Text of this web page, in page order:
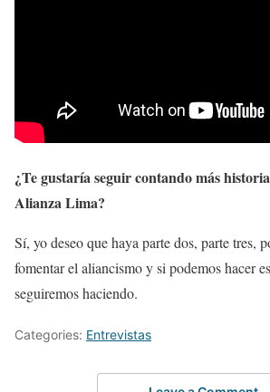
¿Te gustaría seguir contando más
Alianza Lima?
Sí, yo deseo que haya parte dos, parte tres,
fomentar el aliancismo y si podemos hacer
seguiremos haciendo.
Categories: Entrevistas